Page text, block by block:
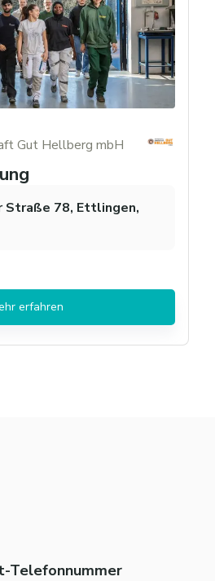
Gut Hellberg mbH
Straße 78, Ettlingen,
erfahren
Telefonnummer